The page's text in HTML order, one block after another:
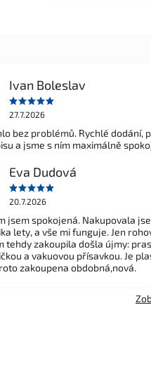
Ivan Boleslav
27.7.2026
bez problémů. Rychlé dodání,
a jsme s ním maximálně
Eva Dudová
20.7.2026
jsem spokojená. Nakupovala
lety, a vše mi funguje. Jen
tehdy zakoupila došla újmy:
a vakuovou přísavkou. Je
zakoupena obdobná,nová.